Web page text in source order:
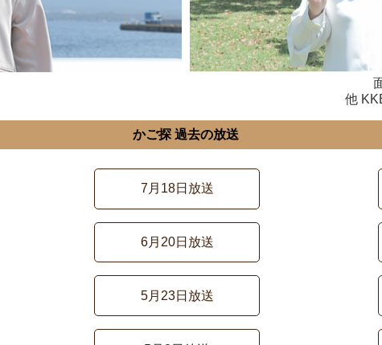
他
かご探 過去の放送
7月18日放送
6月20日放送
5月23日放送